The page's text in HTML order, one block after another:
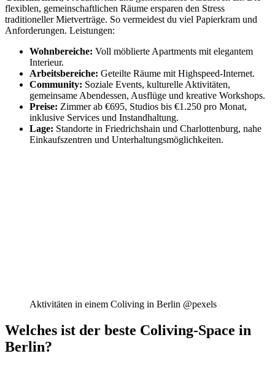
flexiblen, gemeinschaftlichen Räume ersparen den Stress
traditioneller Mietverträge. So vermeidest du viel Papierkram und
Anforderungen. Leistungen:
Wohnbereiche: Voll möblierte Apartments mit elegantem
Interieur.
Arbeitsbereiche: Geteilte Räume mit Highspeed-Internet.
Community: Soziale Events, kulturelle Aktivitäten,
gemeinsame Abendessen, Ausflüge und kreative Workshops.
Preise: Zimmer ab €695, Studios bis €1.250 pro Monat,
inklusive Services und Instandhaltung.
Lage: Standorte in Friedrichshain und Charlottenburg, nahe
Einkaufszentren und Unterhaltungsmöglichkeiten.
Aktivitäten in einem Coliving in Berlin @pexels
Welches ist der beste Coliving-Space in
Berlin?